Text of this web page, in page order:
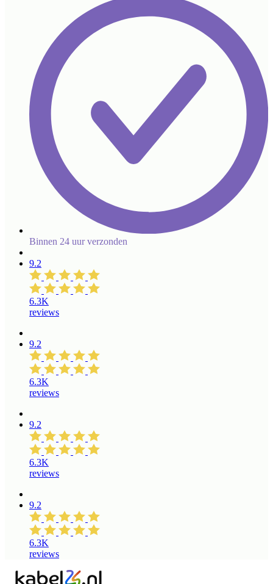
Binnen 24 uur verzonden
9.2
6.3K
reviews
9.2
6.3K
reviews
9.2
6.3K
reviews
9.2
6.3K
reviews